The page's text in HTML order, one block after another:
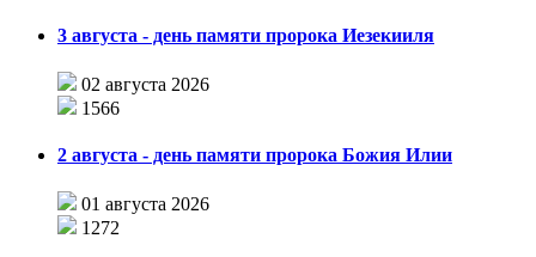
3 августа - день памяти пророка Иезекииля
02 августа 2026
1566
2 августа - день памяти пророка Божия Илии
01 августа 2026
1272